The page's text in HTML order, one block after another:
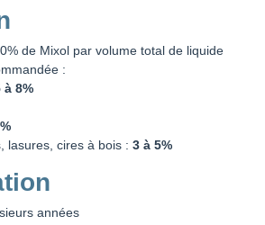
de Mixol par volume total de liquide
:
à 8%
lasures, cires à bois : 3 à 5%
années